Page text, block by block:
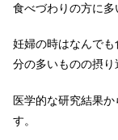
食べづわりの方に多
妊婦の時はなんで
分の多いものの摂り
医学的な研究結果
す。